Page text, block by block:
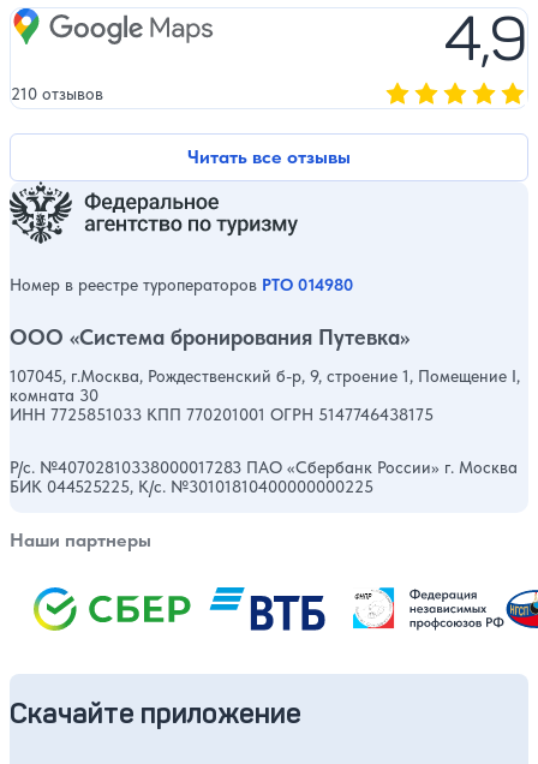
Читать все отзывы
Google Maps 4,9
210 отзывов
Номер в реестре туроператоров РТО 014980
ООО «Система бронирования Путевка»
107045, г.Москва, Рождественский б-р, 9, строение 1, Помещение I,
комната 30
ИНН 7725851033 КПП 770201001 ОГРН 5147746438175
Р/с. №40702810338000017283 ПАО «Сбербанк России» г. Москва
БИК 044525225, К/с. №30101810400000000225
Наши партнеры
Скачайте приложение